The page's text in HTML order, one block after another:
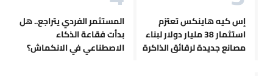
إس كيه هاينكس تعتزم
استثمار 38 مليار دولار لبناء
مصانع جديدة لرقائق الذاكرة
المستثمر الفردي يتراجع.. هل
بدأت فقاعة الذكاء
الاصطناعي في الانكماش؟